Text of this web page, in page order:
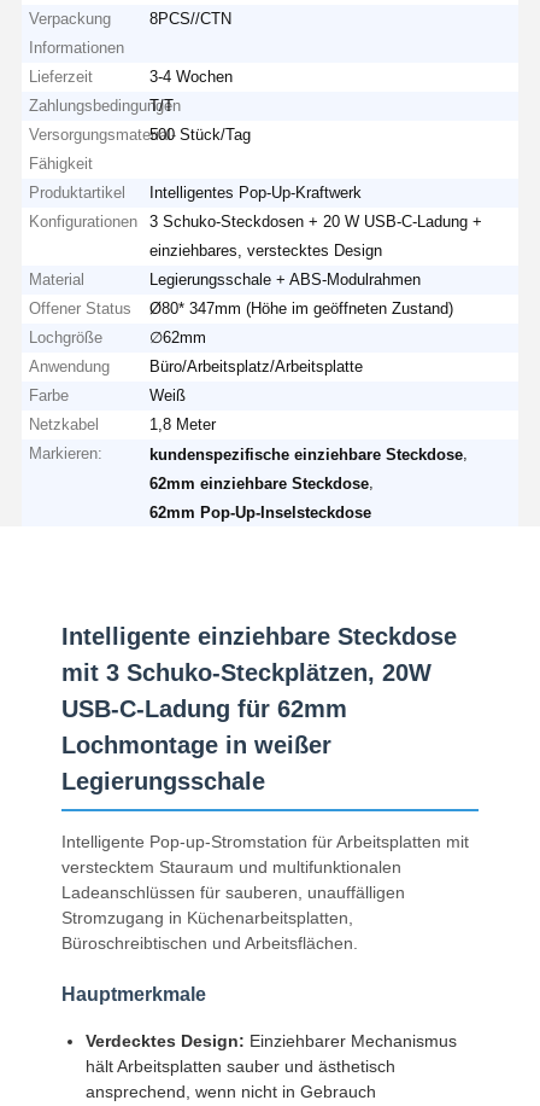
Verpackung
Informationen
8PCS//CTN
Lieferzeit
3-4 Wochen
Zahlungsbedingungen
T/T
Versorgungsmaterial-
Fähigkeit
500 Stück/Tag
Produktartikel
Intelligentes Pop-Up-Kraftwerk
Konfigurationen
3 Schuko-Steckdosen + 20 W USB-C-Ladung +
einziehbares, verstecktes Design
Material
Legierungsschale + ABS-Modulrahmen
Offener Status
Ø80* 347mm (Höhe im geöffneten Zustand)
Lochgröße
∅62mm
Anwendung
Büro/Arbeitsplatz/Arbeitsplatte
Farbe
Weiß
Netzkabel
1,8 Meter
Markieren:
kundenspezifische einziehbare Steckdose
62mm einziehbare Steckdose
62mm Pop-Up-Inselsteckdose
Intelligente einziehbare Steckdose
mit 3 Schuko-Steckplätzen, 20W
USB-C-Ladung für 62mm
Lochmontage in weißer
Legierungsschale
Intelligente Pop-up-Stromstation für Arbeitsplatten mit
verstecktem Stauraum und multifunktionalen
Ladeanschlüssen für sauberen, unauffälligen
Stromzugang in Küchenarbeitsplatten,
Büroschreibtischen und Arbeitsflächen.
Hauptmerkmale
Verdecktes Design: Einziehbarer Mechanismus
hält Arbeitsplatten sauber und ästhetisch
ansprechend, wenn nicht in Gebrauch